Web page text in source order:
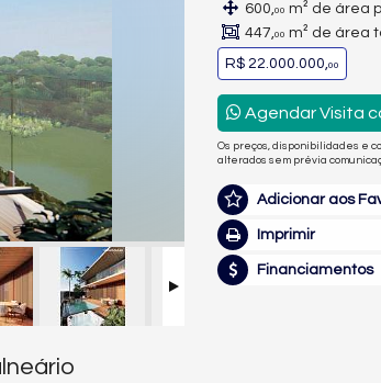
600,00 m² de área
447,00 m² de área
R$ 22.000.000,00
Agendar Visita
Os preços, disponibilidades e
alterados sem prévia
Adicionar aos
Imprimir
Financiamentos